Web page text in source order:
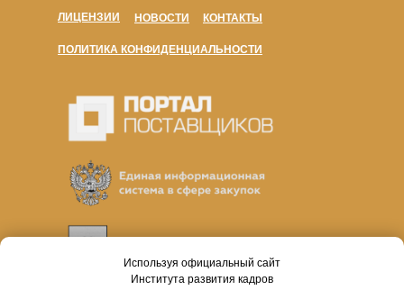
ЛИЦЕНЗИИ НОВОСТИ КОНТАКТЫ
ПОЛИТИКА КОНФИДЕНЦИАЛЬНОСТИ
Используя официальный сайт
Института развития кадров